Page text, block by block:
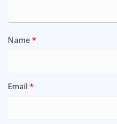
Name*
Email*